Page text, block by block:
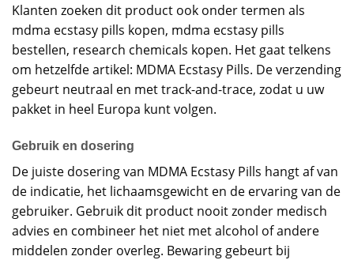
Klanten zoeken dit product ook onder termen als
mdma ecstasy pills kopen, mdma ecstasy pills
bestellen, research chemicals kopen. Het gaat telkens
om hetzelfde artikel: MDMA Ecstasy Pills. De verzending
gebeurt neutraal en met track-and-trace, zodat u uw
pakket in heel Europa kunt volgen.
Gebruik en dosering
De juiste dosering van MDMA Ecstasy Pills hangt af van
de indicatie, het lichaamsgewicht en de ervaring van de
gebruiker. Gebruik dit product nooit zonder medisch
advies en combineer het niet met alcohol of andere
middelen zonder overleg. Bewaring gebeurt bij